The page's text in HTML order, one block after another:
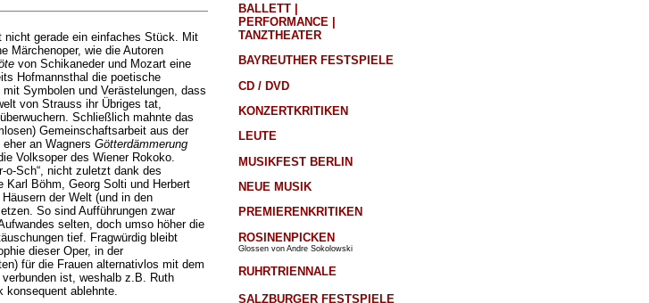
gerade ein einfaches Stück. Mit
Märchenoper, wie die Autoren
von Schikaneder und Mozart eine
Hofmannsthal die poetische
Symbolen und Verästelungen, dass
von Strauss ihr Übriges tat,
Schließlich mahnte das
Gemeinschaftsarbeit aus der
an Wagners Götterdämmerung
Volksoper des Wiener Rokoko.
o-Sch“, nicht zuletzt dank des
Karl Böhm, Georg Solti und Herbert
der Welt (und in den
So sind Aufführungen zwar
selten, doch umso höher die
tief. Fragwürdig bleibt
dieser Oper, in der
für die Frauen alternativlos mit dem
ist, weshalb z.B. Ruth
konsequent ablehnte.
BALLETT |
PERFORMANCE |
TANZTHEATER
BAYREUTHER FESTSPIELE
CD / DVD
KONZERTKRITIKEN
LEUTE
MUSIKFEST BERLIN
NEUE MUSIK
PREMIERENKRITIKEN
ROSINENPICKEN
Glossen von Andre Sokolowski
RUHRTRIENNALE
SALZBURGER FESTSPIELE